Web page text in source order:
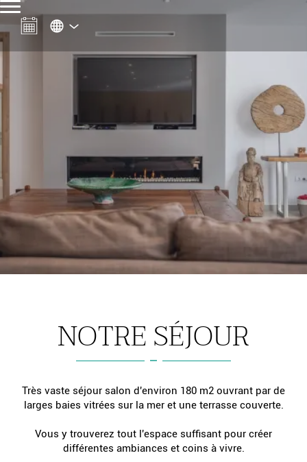
NOTRE SÉJOUR
Très vaste séjour salon d'environ 180 m2 ouvrant par de
larges baies vitrées sur la mer et une terrasse couverte.
Vous y trouverez tout l'espace suffisant pour créer
différentes ambiances et coins à vivre.